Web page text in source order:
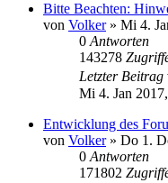
Bitte Beachten:
von Volker» Mi 4.
0Antworten
143278
Letzter Beitrag
Mi 4. Jan
Entwicklung des
von Volker» Do 1.
0Antworten
171802